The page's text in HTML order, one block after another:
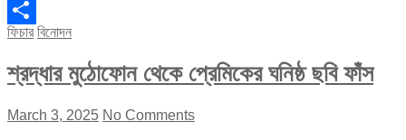
Facebook
Share
ফিচার বিনোদন
শ্রদ্ধার মুঠোফোন থেকে প্রেমিকের ঘনিষ্ঠ ছবি ফাঁস
March 3, 2025 No Comments